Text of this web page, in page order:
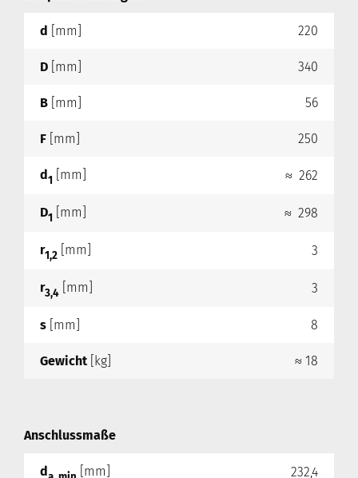
d [mm] 220
D [mm] 340
B [mm] 56
F [mm] 250
d1 [mm] ≈ 262
D1 [mm] ≈ 298
r1,2 [mm] 3
r3,4 [mm] 3
s [mm] 8
Gewicht [kg] ≈ 18
Anschlussmaße
d [mm] 232,4